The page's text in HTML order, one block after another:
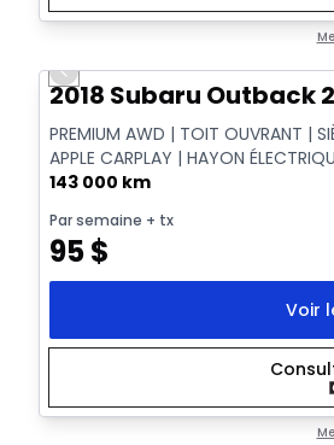
Previous slide
2018 Subaru Outback
PREMIUM AWD | TOIT OUVRANT |
APPLE CARPLAY | HAYON
143 000 km
Par semaine + tx
95$
Voir